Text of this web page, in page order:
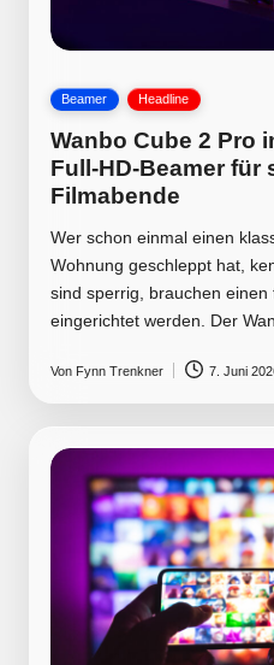
Posted
Beamer Headline
Wanbo Cube 2 Pro
Full-HD-Beamer für
Filmabende
Wer schon einmal einen
Wohnung geschleppt hat,
sind sperrig, brauchen
eingerichtet werden. Der
Posted
by
Von Fynn Trenkner 7. Juni